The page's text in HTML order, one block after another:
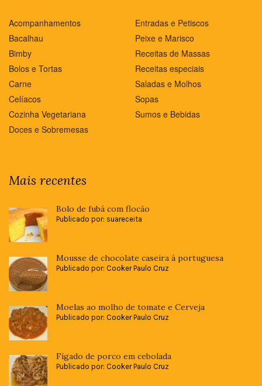
Acompanhamentos
Bacalhau
Bimby
Bolos e Tortas
Carne
Celíacos
Cozinha Vegetariana
Doces e Sobremesas
Entradas e Petiscos
Peixe e Marisco
Receitas de Massas
Receitas especiais
Saladas e Molhos
Sopas
Sumos e Bebidas
Mais recentes
Bolo de fubá com flocão
Publicado por: suareceita
Mousse de chocolate caseira à portuguesa
Publicado por: Cooker Paulo Cruz
Moelas ao molho de tomate e Cerveja
Publicado por: Cooker Paulo Cruz
Fígado de porco em cebolada
Publicado por: Cooker Paulo Cruz